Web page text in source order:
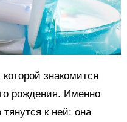
знакомится
рождения. Именно
к ней: она